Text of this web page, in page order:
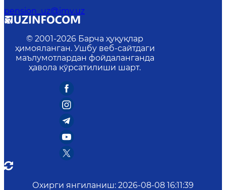
pension_uz@imv.uz
© 2001-2026 Барча ҳуқуқлар
ҳимояланган. Ушбу веб-сайтдаги
маълумотлардан фойдаланганда
ҳавола кўрсатилиши шарт.
Охирги янгиланиш: 2026-08-08 16:11:39